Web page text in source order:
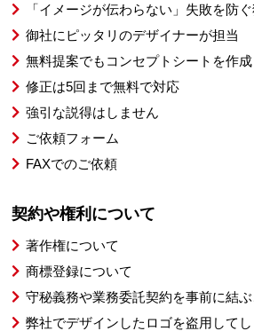
「イメージが伝わらない」失敗を防
御社にピッタリのデザイナーが担当
無料提案でもコンセプトシートを作成
修正は5回まで無料で対応
強引な説得はしません
ご依頼フォーム
FAXでのご依頼
契約や権利について
著作権について
商標登録について
守秘義務や業務委託契約を事前に結
弊社でデザインしたロゴを盗用して